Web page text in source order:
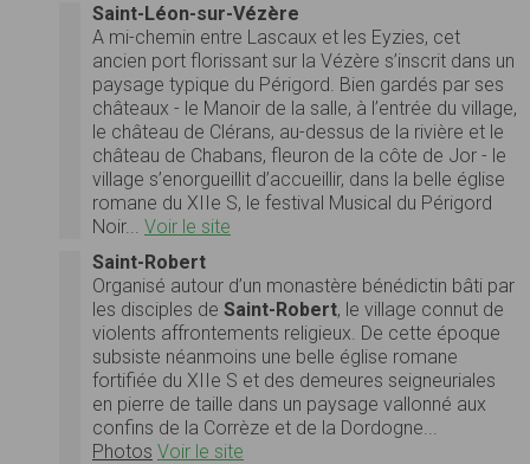
Saint-Léon-sur-Vézère
A mi-chemin entre Lascaux et les Eyzies, cet
ancien port florissant sur la Vézère s’inscrit dans un
paysage typique du Périgord. Bien gardés par ses
châteaux - le Manoir de la salle, à l’entrée du village,
le château de Clérans, au-dessus de la rivière et le
château de Chabans, fleuron de la côte de Jor - le
village s’enorgueillit d’accueillir, dans la belle église
romane du XIIe S, le festival Musical du Périgord
Noir... Voir le site
Saint-Robert
Organisé autour d’un monastère bénédictin bâti par
les disciples de Saint-Robert, le village connut de
violents affrontements religieux. De cette époque
subsiste néanmoins une belle église romane
fortifiée du XIIe S et des demeures seigneuriales
en pierre de taille dans un paysage vallonné aux
confins de la Corrèze et de la Dordogne...
Photos Voir le site